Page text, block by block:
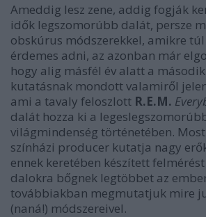
Ameddig lesz zene, addig fogják
idők legszomorúbb dalát, persze
obskúrus módszerekkel, amikre
érdemes adni, az azonban már
hogy alig másfél év alatt a
kutatásnak mondott valamiről
ami a tavaly feloszlott R.E.M.
dalát hozza ki a
világmindenség történetében.
színházi producer kutatja nagy
ennek keretében készített
dalokra bőgnek legtöbbet az
továbbiakban megmutatjuk mire
(naná!) módszereivel.